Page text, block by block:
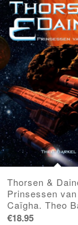
Thorsen &
Prinsessen van
Caïgha. Theo
€18.95